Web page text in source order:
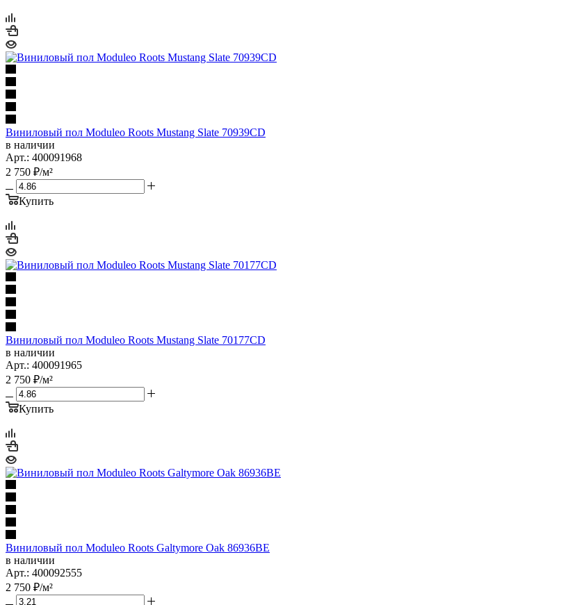
Виниловый пол Moduleo Roots Mustang Slate 70939CD
в наличии
Арт.: 400091968
2 750 ₽/м²
Купить
Виниловый пол Moduleo Roots Mustang Slate 70177CD
в наличии
Арт.: 400091965
2 750 ₽/м²
Купить
Виниловый пол Moduleo Roots Galtymore Oak 86936BE
в наличии
Арт.: 400092555
2 750 ₽/м²